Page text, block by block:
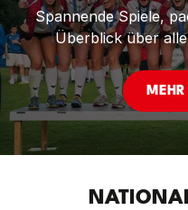
Spannende Spiele,
Überblick über
MEHR